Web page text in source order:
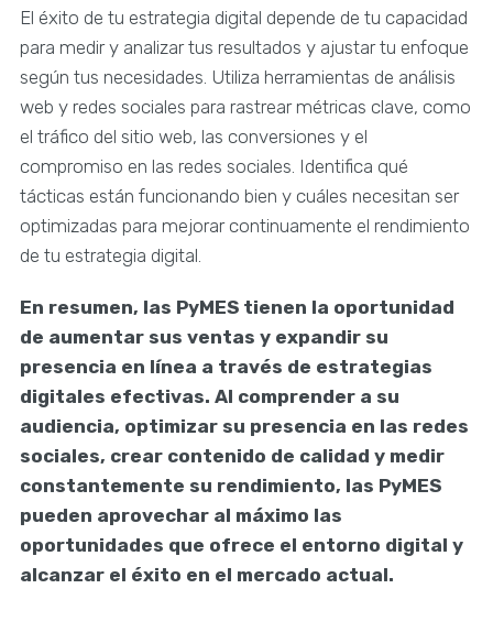
El éxito de tu estrategia digital depende de tu capacidad
para medir y analizar tus resultados y ajustar tu enfoque
según tus necesidades. Utiliza herramientas de análisis
web y redes sociales para rastrear métricas clave, como
el tráfico del sitio web, las conversiones y el
compromiso en las redes sociales. Identifica qué
tácticas están funcionando bien y cuáles necesitan ser
optimizadas para mejorar continuamente el rendimiento
de tu estrategia digital.
En resumen, las PyMES tienen la oportunidad
de aumentar sus ventas y expandir su
presencia en línea a través de estrategias
digitales efectivas. Al comprender a su
audiencia, optimizar su presencia en las redes
sociales, crear contenido de calidad y medir
constantemente su rendimiento, las PyMES
pueden aprovechar al máximo las
oportunidades que ofrece el entorno digital y
alcanzar el éxito en el mercado actual.